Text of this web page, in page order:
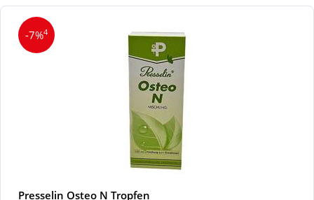
-7%4
Presselin Osteo N Tropfen